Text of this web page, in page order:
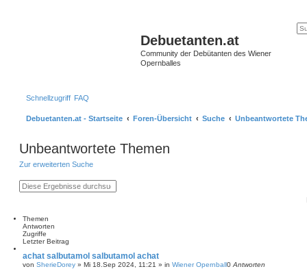
Debuetanten.at
Community der Debütanten des Wiener
Opernballes
Schnellzugriff FAQ
Debuetanten.at - Startseite Foren-Übersicht Suche Unbeantwortete
Unbeantwortete Themen
Zur erweiterten Suche
S
u
E
r
S
Themen
Antworten
Zugriffe
Letzter Beitrag
achat salbutamol salbutamol achat
von SherieDorey » Mi 18.Sep 2024, 11:21 » in Wiener Opernball0 Antworten